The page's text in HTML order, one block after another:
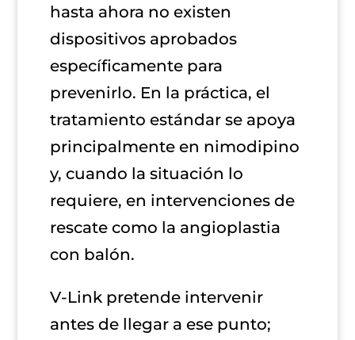
hasta ahora no existen
dispositivos aprobados
específicamente para
prevenirlo. En la práctica, el
tratamiento estándar se apoya
principalmente en nimodipino
y, cuando la situación lo
requiere, en intervenciones de
rescate como la angioplastia
con balón.
V-Link pretende intervenir
antes de llegar a ese punto;